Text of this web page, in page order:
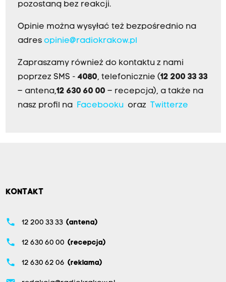
pozostaną bez reakcji.
Opinie można wysyłać też bezpośrednio na
adres opinie@radiokrakow.pl
Zapraszamy również do kontaktu z nami
poprzez SMS - 4080, telefonicznie (12 200 33 33
– antena,12 630 60 00 – recepcja), a także na
nasz profil na Facebookuoraz Twitterze
KONTAKT
phone 12 200 33 33 (antena)
phone 12 630 60 00 (recepcja)
phone 12 630 62 06 (reklama)